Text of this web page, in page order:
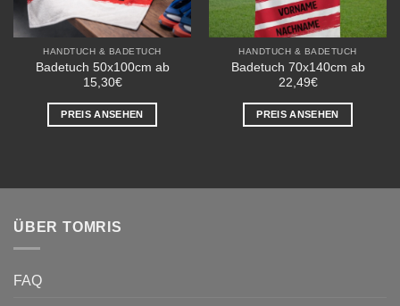
HANDTUCH & BADETUCH
Badetuch 50x100cm ab
15,30€
PREIS ANSEHEN
HANDTUCH & BADETUCH
Badetuch 70x140cm ab
22,49€
PREIS ANSEHEN
ÜBER TOMRIS
FAQ